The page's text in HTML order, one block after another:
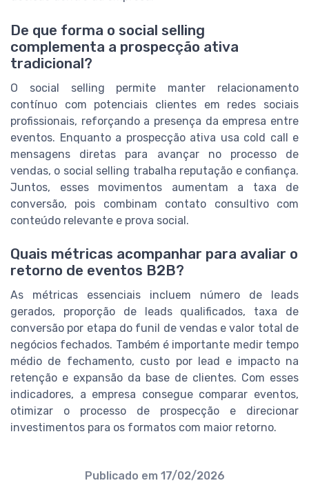
De que forma o social selling
complementa a prospecção ativa
tradicional?
O social selling permite manter relacionamento
contínuo com potenciais clientes em redes sociais
profissionais, reforçando a presença da empresa entre
eventos. Enquanto a prospecção ativa usa cold call e
mensagens diretas para avançar no processo de
vendas, o social selling trabalha reputação e confiança.
Juntos, esses movimentos aumentam a taxa de
conversão, pois combinam contato consultivo com
conteúdo relevante e prova social.
Quais métricas acompanhar para avaliar o
retorno de eventos B2B?
As métricas essenciais incluem número de leads
gerados, proporção de leads qualificados, taxa de
conversão por etapa do funil de vendas e valor total de
negócios fechados. Também é importante medir tempo
médio de fechamento, custo por lead e impacto na
retenção e expansão da base de clientes. Com esses
indicadores, a empresa consegue comparar eventos,
otimizar o processo de prospecção e direcionar
investimentos para os formatos com maior retorno.
Publicado em 17/02/2026